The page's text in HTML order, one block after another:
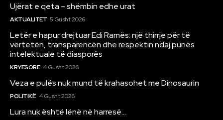
Ujërat e qeta – shëmbin edhe urat
AKTUALITET 5 Gusht 2026
Letër e hapur drejtuar Edi Ramës: një thirrje për të
vërtetën, transparencën dhe respektin ndaj punës
intelektuale të diasporës
KRYESORE 4 Gusht 2026
Veza e pulës nuk mund të krahasohet me Dinosaurin
POLITIKË 4 Gusht 2026
Lura nuk është lënë në harresë…